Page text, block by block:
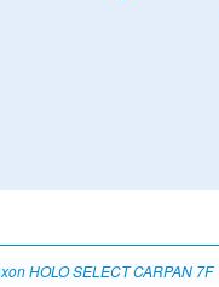
HOLO SELECT CARPAN 7F